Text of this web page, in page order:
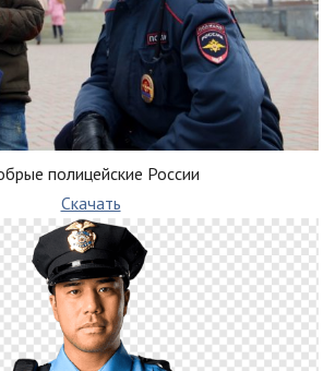
полицейские России
Скачать